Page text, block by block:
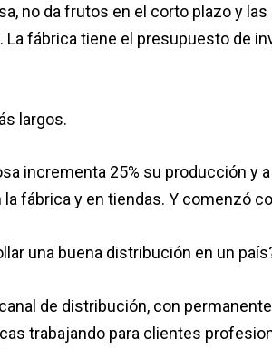
no da frutos en el corto plazo y
La fábrica tiene el presupuesto de
largos.
incrementa 25% su producción y
fábrica y en tiendas. Y comenzó
una buena distribución en un
de distribución, con
trabajando para clientes